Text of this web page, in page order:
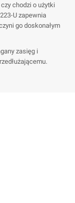
chodzi o użytki
U zapewnia
go doskonałym
zasięg i